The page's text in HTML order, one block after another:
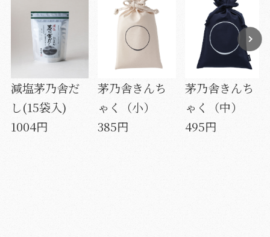
減塩茅乃舎だ
し(15袋入)
1004円
茅乃舎きんち
ゃく（小）
385円
茅乃舎きんち
ゃく（中）
495円